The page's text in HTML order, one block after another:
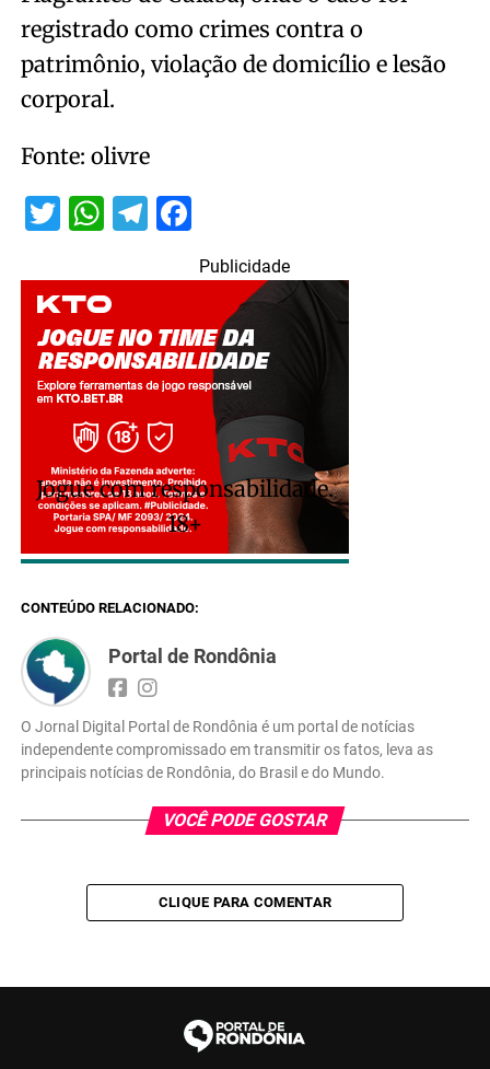
registrado como crimes contra o
patrimônio, violação de domicílio e lesão
corporal.
Fonte: olivre
TwitterWhatsApp
Telegram
Publicidade
Jogue com responsabilidade.
18+
CONTEÚDO RELACIONADO:
Portal de Rondônia
O Jornal Digital Portal de Rondônia é um portal de notícias
independente compromissado em transmitir os fatos, leva as
principais notícias de Rondônia, do Brasil e do Mundo.
VOCÊ PODE GOSTAR
CLIQUE PARA COMENTAR